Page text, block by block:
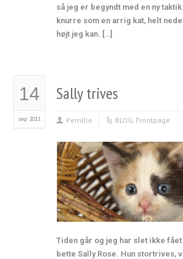
så jeg er begyndt med en ny
knurre som en arrig kat, helt
højt jeg kan. […]
14
sep 2011
Sally trives
Pernille BLOG, Frontpage
Tiden går og jeg har slet ikke
bette Sally Rose. Hun stortrives,